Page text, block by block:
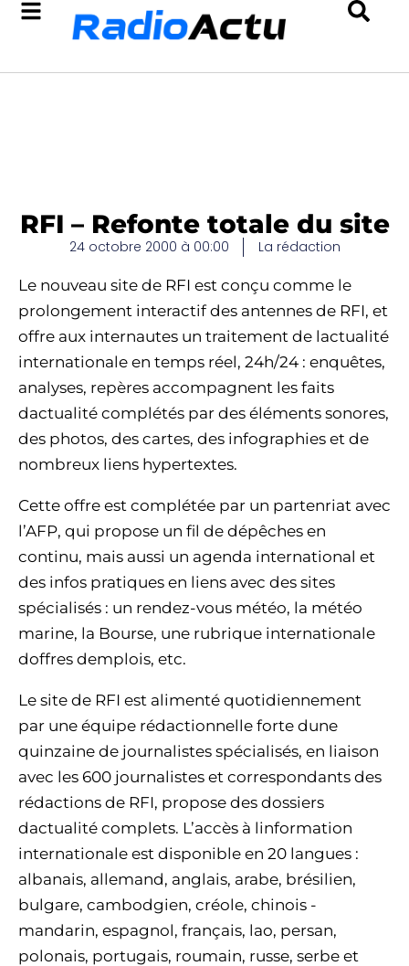
RFI – Refonte totale du site
24 octobre 2000 à 00:00 La rédaction
Le nouveau site de RFI est conçu comme le
prolongement interactif des antennes de RFI, et
offre aux internautes un traitement de lactualité
internationale en temps réel, 24h/24 : enquêtes,
analyses, repères accompagnent les faits
dactualité complétés par des éléments sonores,
des photos, des cartes, des infographies et de
nombreux liens hypertextes.
Cette offre est complétée par un partenriat avec
l’AFP, qui propose un fil de dépêches en
continu, mais aussi un agenda international et
des infos pratiques en liens avec des sites
spécialisés : un rendez-vous météo, la météo
marine, la Bourse, une rubrique internationale
doffres demplois, etc.
Le site de RFI est alimenté quotidiennement
par une équipe rédactionnelle forte dune
quinzaine de journalistes spécialisés, en liaison
avec les 600 journalistes et correspondants des
rédactions de RFI, propose des dossiers
dactualité complets. L’accès à linformation
internationale est disponible en 20 langues :
albanais, allemand, anglais, arabe, brésilien,
bulgare, cambodgien, créole, chinois -
mandarin, espagnol, français, lao, persan,
polonais, portugais, roumain, russe, serbe et